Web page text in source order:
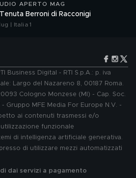
APERTO MAG
Berroni di Racconigi
| Italia 1
Business Digital - RTI S.p.A.: p. iva
Largo del Nazareno 8, 00187 Roma.
Cologno Monzese (MI) - Cap. Soc.
Gruppo MFE Media For Europe N.V. -
ai contenuti trasmessi e/o
funzionale
di intelligenza artificiale generativa.
di utilizzare mezzi automatizzati
dai servizi a pagamento